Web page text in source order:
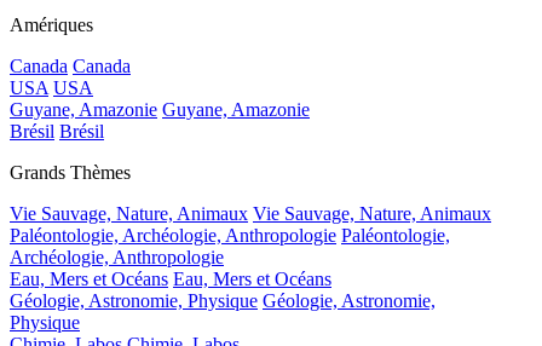
Amériques
Canada Canada
USA USA
Guyane, Amazonie Guyane, Amazonie
Brésil Brésil
Grands Thèmes
Vie Sauvage, Nature, Animaux Vie Sauvage, Nature, Animaux
Paléontologie, Archéologie, Anthropologie Paléontologie,
Archéologie, Anthropologie
Eau, Mers et Océans Eau, Mers et Océans
Géologie, Astronomie, Physique Géologie, Astronomie,
Physique